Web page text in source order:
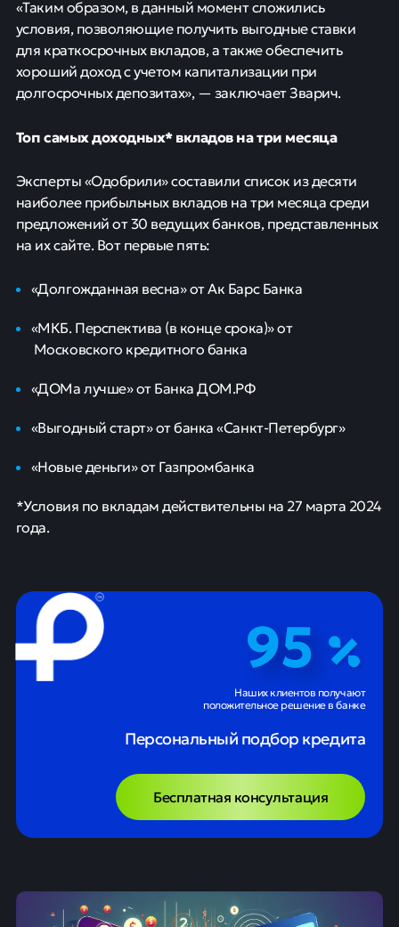
«Таким образом, в данный момент сложились
условия, позволяющие получить выгодные ставки
для краткосрочных вкладов, а также обеспечить
хороший доход с учетом капитализации при
долгосрочных депозитах», — заключает Зварич.
Топ самых доходных* вкладов на три месяца
Эксперты «Одобрили» составили список из десяти
наиболее прибыльных вкладов на три месяца среди
предложений от 30 ведущих банков, представленных
на их сайте. Вот первые пять:
«Долгожданная весна» от Ак Барс Банка
«МКБ. Перспектива (в конце срока)» от
Московского кредитного банка
«ДОМа лучше» от Банка ДОМ.РФ
«Выгодный старт» от банка «Санкт-Петербург»
«Новые деньги» от Газпромбанка
*Условия по вкладам действительны на 27 марта 2024
года.
95
Наших клиентов получают
положительное решение в банке
Персональный подбор кредита
Бесплатная консультация